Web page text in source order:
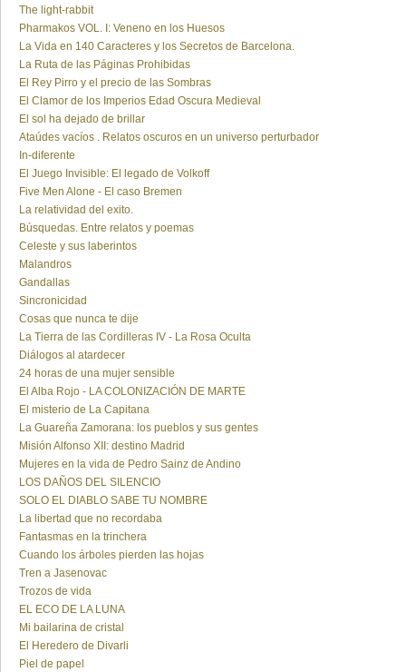
The light-rabbit
Pharmakos VOL. I: Veneno en los Huesos
La Vida en 140 Caracteres y los Secretos de Barcelona.
La Ruta de las Páginas Prohibidas
El Rey Pirro y el precio de las Sombras
El Clamor de los Imperios Edad Oscura Medieval
El sol ha dejado de brillar
Ataúdes vacíos . Relatos oscuros en un universo perturbador
In-diferente
El Juego Invisible: El legado de Volkoff
Five Men Alone - El caso Bremen
La relatividad del exito.
Búsquedas. Entre relatos y poemas
Celeste y sus laberintos
Malandros
Gandallas
Sincronicidad
Cosas que nunca te dije
La Tierra de las Cordilleras IV - La Rosa Oculta
Diálogos al atardecer
24 horas de una mujer sensible
El Alba Rojo - LA COLONIZACIÓN DE MARTE
El misterio de La Capitana
La Guareña Zamorana: los pueblos y sus gentes
Misión Alfonso XII: destino Madrid
Mujeres en la vida de Pedro Sainz de Andino
LOS DAÑOS DEL SILENCIO
SOLO EL DIABLO SABE TU NOMBRE
La libertad que no recordaba
Fantasmas en la trinchera
Cuando los árboles pierden las hojas
Tren a Jasenovac
Trozos de vida
EL ECO DE LA LUNA
Mi bailarina de cristal
El Heredero de Divarli
Piel de papel